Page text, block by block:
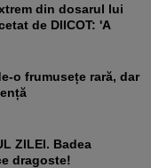
de DIICOT: 'A
dragoste!